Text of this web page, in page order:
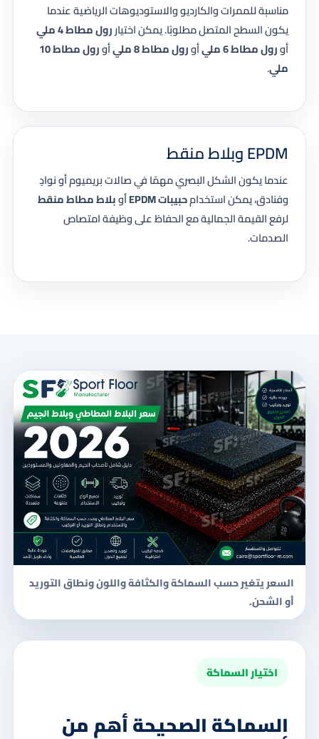
مناسبة للممرات والكارديو والاستوديوهات الرياضية عندما
يكون السطح المتصل مطلوبًا. يمكن اختياررول مطاط 4 ملي
أورول مطاط 6 ملي أورول مطاط 8 ملي أو
رول مطاط 10
ملي.
EPDM وبلاط منقط
عندما يكون الشكل البصري مهمًا في صالات بريميوم أو نوادٍ
وفنادق، يمكن استخدامحبيبات EPDM أوبلاط مطاط منقط
لرفع القيمة الجمالية مع الحفاظ على وظيفة امتصاص
الصدمات.
السعر يتغير حسب السماكة والكثافة واللون ونطاق التوريد
أو الشحن.
اختيار السماكة
السماكة الصحيحة أهم من